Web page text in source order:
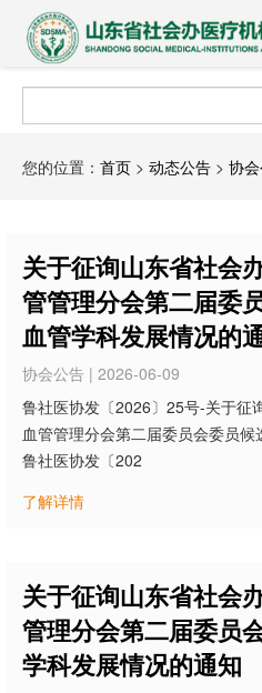
您的位置： 首页 > 动态公告 > 协
关于征询山东省社会
管管理分会第二届委
血管学科发展情况的
协会公告 | 2026-06-09
鲁社医协发〔2026〕25号-关于征
血管管理分会第二届委员会委员
鲁社医协发〔202
了解详情
关于征询山东省社会
管理分会第二届委员
学科发展情况的通知